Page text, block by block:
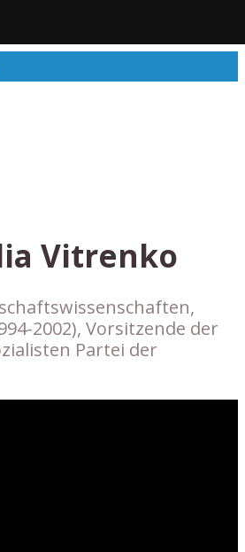
Vitrenko
2002), Vorsitzende der
Partei der